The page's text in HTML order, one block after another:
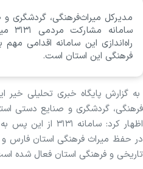
مدیرکل میراث‌فرهنگی، گردشگری و
راه‌اندازی این سامانه اقدامی
فرهنگی این استان است.
به گزارش پایگاه خبری تحلیلی خیر
فرهنگی، گردشگری و صنایع دستی
اظهار کرد:
در حفظ میراث فرهنگی استان فارس
تاریخی و فرهنگی استان فعال شده